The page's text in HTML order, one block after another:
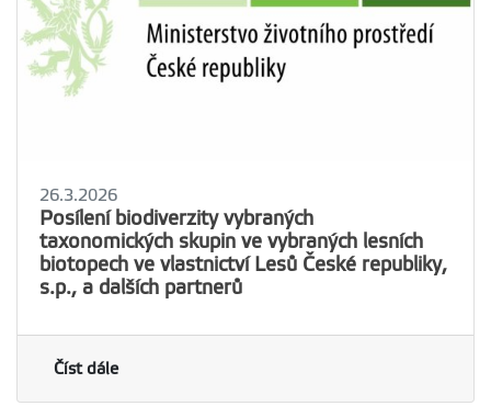
26.3.2026
Posílení biodiverzity vybraných
taxonomických skupin ve vybraných lesních
biotopech ve vlastnictví Lesů České republiky,
s.p., a dalších partnerů
Číst dále